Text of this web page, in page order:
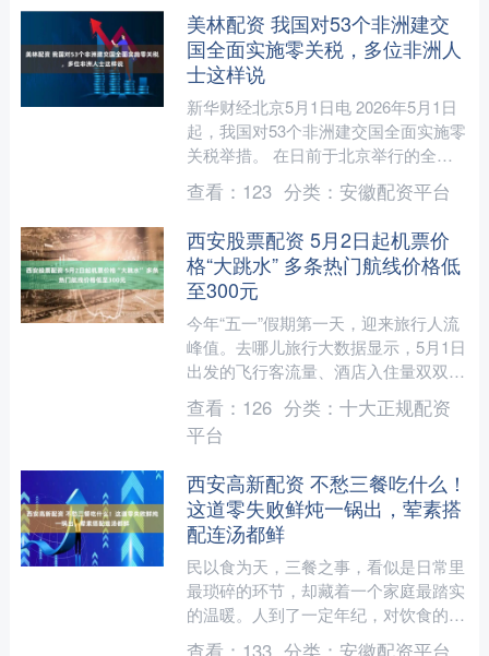
美林配资 我国对53个非洲建交
国全面实施零关税，多位非洲人
士这样说
新华财经北京5月1日电 2026年5月1日
起，我国对53个非洲建交国全面实施零
关税举措。 在日前于北京举行的全球
南方可持续发展论坛暨南南合作与发展
学院成立十周年....
查看： 123 分类： 安徽配资平台
西安股票配资 5月2日起机票价
格“大跳水” 多条热门航线价格低
至300元
今年“五一”假期第一天，迎来旅行人流
峰值。去哪儿旅行大数据显示，5月1日
出发的飞行客流量、酒店入住量双双达
到峰值。 5月2日起机票价格大跳水，
较峰值接近“腰斩”....
查看： 126 分类： 十大正规配资
平台
西安高新配资 不愁三餐吃什么！
这道零失败鲜炖一锅出，荤素搭
配连汤都鲜
民以食为天，三餐之事，看似是日常里
最琐碎的环节，却藏着一个家庭最踏实
的温暖。人到了一定年纪，对饮食的期
待早已褪去了对山珍海味的追逐，更多
查看： 133 分类： 安徽配资平台